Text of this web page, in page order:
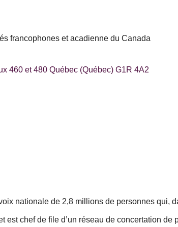
francophones et acadienne du Canada
460 et 480 Québec (Québec) G1R 4A2
nationale de 2,8 millions de personnes qui,
est chef de file d’un réseau de concertation